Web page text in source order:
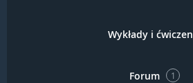
Wykłady i
Forum 1